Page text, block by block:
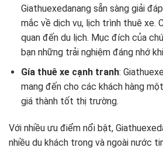
Giathuexedanang sẵn sàng giải
mắc về dịch vụ, lịch trình thuê xe.
quan đến du lịch. Mục đích của
bạn những trải nghiệm đáng nhớ
Gía thuê xe cạnh tranh:
mang đến cho các khách hàng
giá thành tốt thị trường.
Với nhiều ưu điểm nổi bật,
nhiều du khách trong và ngoài nước